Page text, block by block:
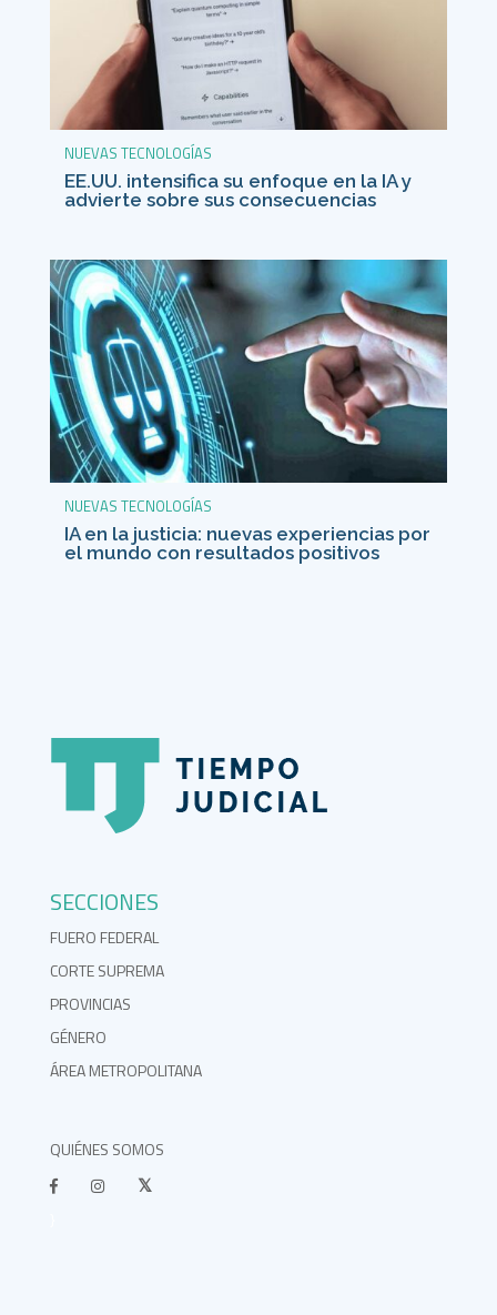
NUEVAS TECNOLOGÍAS
EE.UU. intensifica su enfoque en la IA y
advierte sobre sus consecuencias
NUEVAS TECNOLOGÍAS
IA en la justicia: nuevas experiencias por
el mundo con resultados positivos
SECCIONES
FUERO FEDERAL
CORTE SUPREMA
PROVINCIAS
GÉNERO
ÁREA METROPOLITANA
QUIÉNES SOMOS